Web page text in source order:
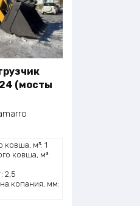
24 (мосты
ковша, м³: 1
ковша, м³:
2,5
копания, мм: